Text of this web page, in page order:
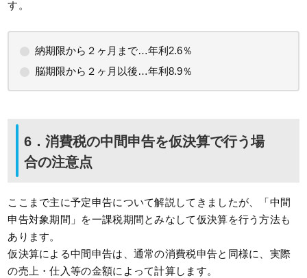
す。
納期限から２ヶ月まで…年利2.6％
脳期限から２ヶ月以後…年利8.9％
6．消費税の中間申告を仮決算で行う場
合の注意点
ここまで主に予定申告について解説してきましたが、「中間
申告対象期間」を一課税期間とみなして仮決算を行う方法も
あります。
仮決算による中間申告は、通常の消費税申告と同様に、実際
の売上・仕入等の金額によって計算します。